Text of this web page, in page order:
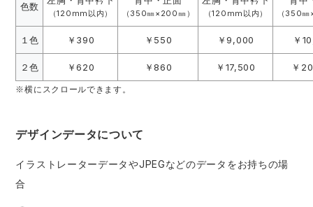
色数
（120mm以内） （350㎜×200㎜） （120mm以内） （350
１色 ￥390 ￥550 ￥9,000 ￥
２色 ￥620 ￥860 ￥17,500 ￥
※横にスクロールできます。
デザインデータについて
イラストレーターデータやJPEGなどのデータをお持ちの場
合